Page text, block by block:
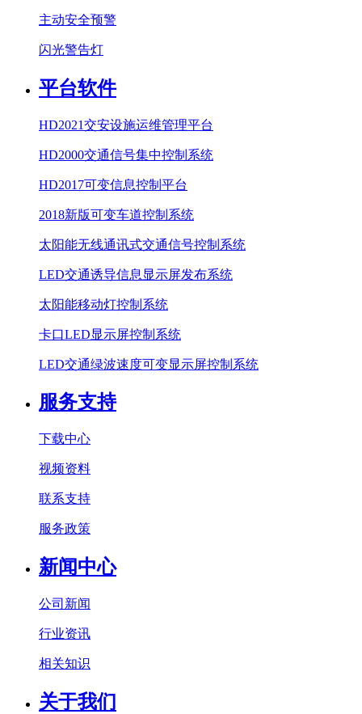
主动安全预警
闪光警告灯
平台软件
HD2021交安设施运维管理平台
HD2000交通信号集中控制系统
HD2017可变信息控制平台
2018新版可变车道控制系统
太阳能无线通讯式交通信号控制系统
LED交通诱导信息显示屏发布系统
太阳能移动灯控制系统
卡口LED显示屏控制系统
LED交通绿波速度可变显示屏控制系统
服务支持
下载中心
视频资料
联系支持
服务政策
新闻中心
公司新闻
行业资讯
相关知识
关于我们